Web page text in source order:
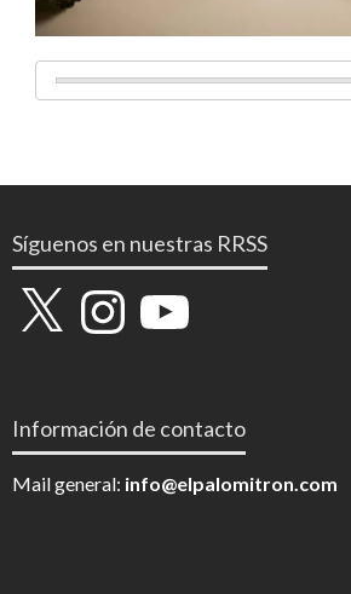
Síguenos en nuestras RRSS
X InstagramYouTube
Información de contacto
Mail general: info@elpalomitron.com